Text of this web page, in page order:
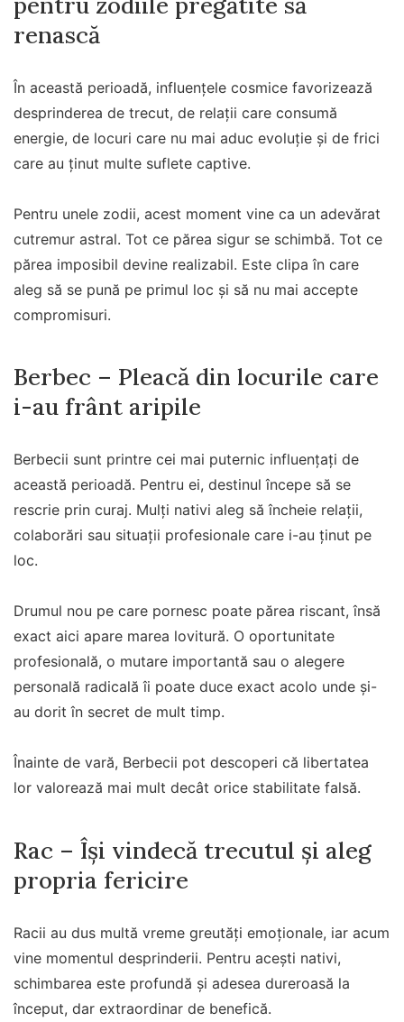
renască
În această perioadă, influențele cosmice favorizează
desprinderea de trecut, de relații care consumă
energie, de locuri care nu mai aduc evoluție și de frici
care au ținut multe suflete captive.
Pentru unele zodii, acest moment vine ca un adevărat
cutremur astral. Tot ce părea sigur se schimbă. Tot ce
părea imposibil devine realizabil. Este clipa în care
aleg să se pună pe primul loc și să nu mai accepte
compromisuri.
Berbec – Pleacă din locurile care
i-au frânt aripile
Berbecii sunt printre cei mai puternic influențați de
această perioadă. Pentru ei, destinul începe să se
rescrie prin curaj. Mulți nativi aleg să încheie relații,
colaborări sau situații profesionale care i-au ținut pe
loc.
Drumul nou pe care pornesc poate părea riscant, însă
exact aici apare marea lovitură. O oportunitate
profesională, o mutare importantă sau o alegere
personală radicală îi poate duce exact acolo unde și-
au dorit în secret de mult timp.
Înainte de vară, Berbecii pot descoperi că libertatea
lor valorează mai mult decât orice stabilitate falsă.
Rac – Își vindecă trecutul și aleg
propria fericire
Racii au dus multă vreme greutăți emoționale, iar acum
vine momentul desprinderii. Pentru acești nativi,
schimbarea este profundă și adesea dureroasă la
început, dar extraordinar de benefică.